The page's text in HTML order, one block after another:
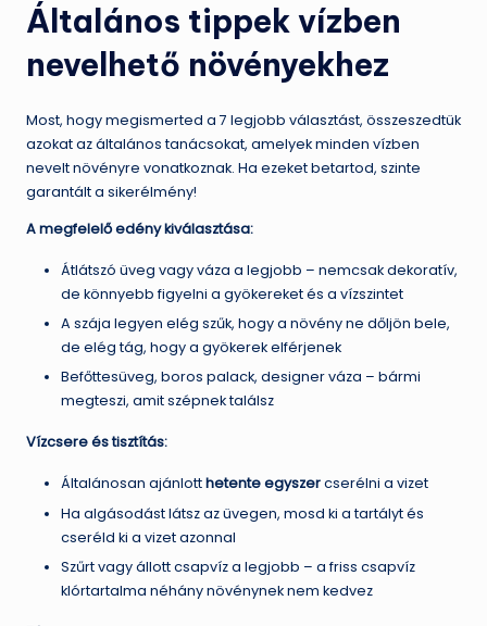
Általános tippek vízben
nevelhető növényekhez
Most, hogy megismerted a 7 legjobb választást, összeszedtük
azokat az általános tanácsokat, amelyek minden vízben
nevelt növényre vonatkoznak. Ha ezeket betartod, szinte
garantált a sikerélmény!
A megfelelő edény kiválasztása:
Átlátszó üveg vagy váza a legjobb – nemcsak dekoratív,
de könnyebb figyelni a gyökereket és a vízszintet
A szája legyen elég szűk, hogy a növény ne dőljön bele,
de elég tág, hogy a gyökerek elférjenek
Befőttesüveg, boros palack, designer váza – bármi
megteszi, amit szépnek találsz
Vízcsere és tisztítás:
Általánosan ajánlotthetente egyszercserélni a vizet
Ha algásodást látsz az üvegen, mosd ki a tartályt és
cseréld ki a vizet azonnal
Szűrt vagy állott csapvíz a legjobb – a friss csapvíz
klórtartalma néhány növénynek nem kedvez